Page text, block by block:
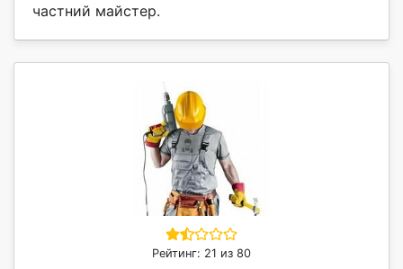
частний майстер.
Рейтинг: 21 из 80